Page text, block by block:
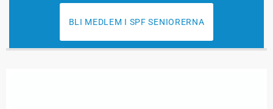
BLI MEDLEM I SPF SENIORERNA